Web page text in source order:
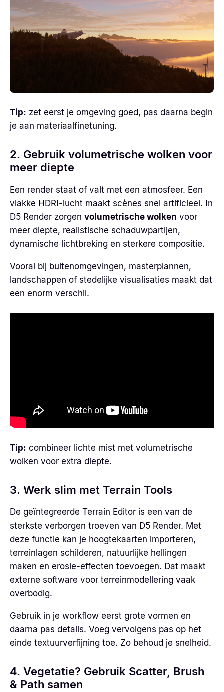
Tip: zet eerst je omgeving goed, pas daarna begin
je aan materiaalfinetuning.
2. Gebruik volumetrische wolken voor
meer diepte
Een render staat of valt met een atmosfeer. Een
vlakke HDRI-lucht maakt scènes snel artificieel. In
D5 Render zorgen volumetrische wolken voor
meer diepte, realistische schaduwpartijen,
dynamische lichtbreking en sterkere compositie.
Vooral bij buitenomgevingen, masterplannen,
landschappen of stedelijke visualisaties maakt dat
een enorm verschil.
Tip: combineer lichte mist met volumetrische
wolken voor extra diepte.
3. Werk slim met Terrain Tools
De geïntegreerde Terrain Editor is een van de
sterkste verborgen troeven van D5 Render. Met
deze functie kan je hoogtekaarten importeren,
terreinlagen schilderen, natuurlijke hellingen
maken en erosie-effecten toevoegen. Dat maakt
externe software voor terreinmodellering vaak
overbodig.
Gebruik in je workflow eerst grote vormen en
daarna pas details. Voeg vervolgens pas op het
einde textuurverfijning toe. Zo behoud je snelheid.
4. Vegetatie? Gebruik Scatter, Brush
& Path samen